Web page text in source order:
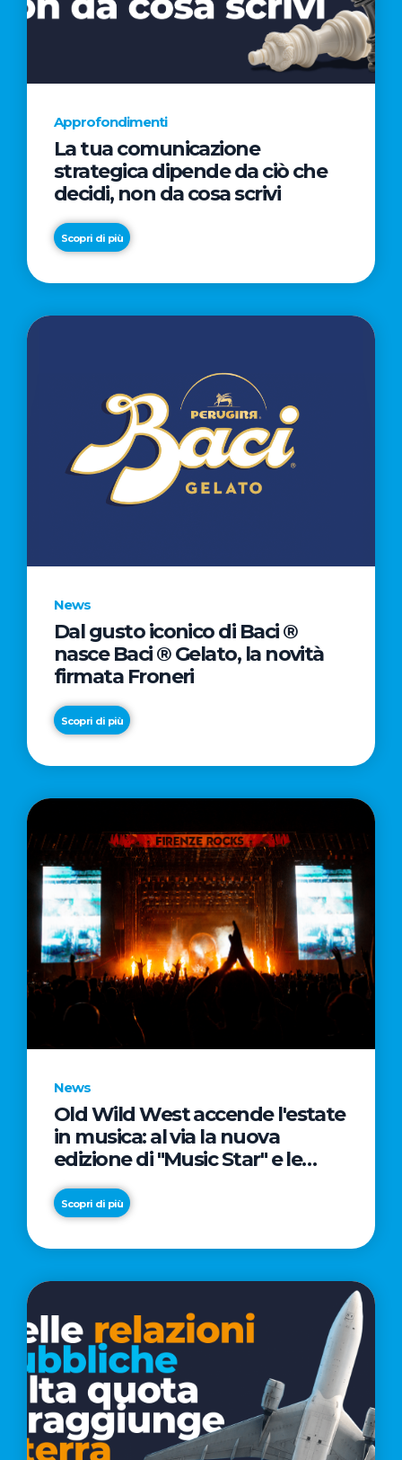
AL
CINEMA
NELLA
CAMPAGNA
REGISTA
PREMIO
OSCAR®
Approfondimenti
La tua comunicazione
strategica dipende da ciò che
decidi, non da cosa scrivi
Scopri di più
News
Dal gusto iconico di Baci ®
nasce Baci ® Gelato, la novità
firmata Froneri
Scopri di più
News
Old Wild West accende l'estate
in musica: al via la nuova
edizione di "Music Star" e le
prestigiose partnership con
Radio Italia e Live Nation
Scopri di più